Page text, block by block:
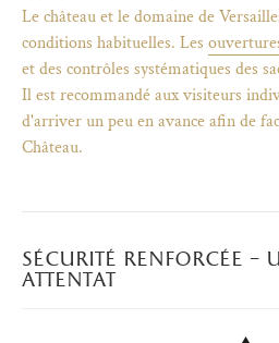
Le château et le domaine de
conditions habituelles. Les
et des contrôles systématiques des
Il est recommandé aux visiteurs
d'arriver un peu en avance afin de
Château.
sécurité renforcée –
attentat